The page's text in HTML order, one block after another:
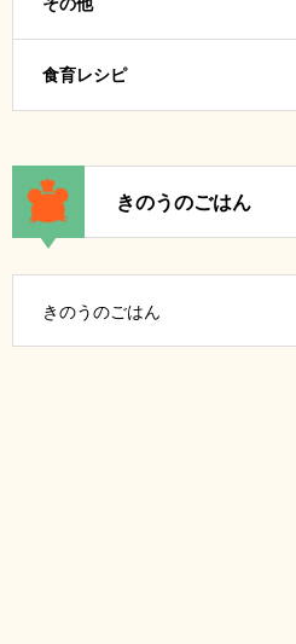
食育レシピ
きのうのごはん
きのうのごはん